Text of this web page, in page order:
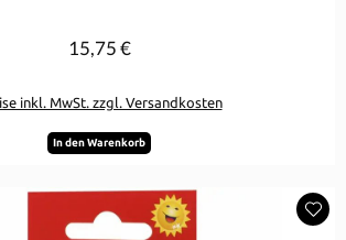
Regulärer Preis:
15,75 €
inkl. MwSt. zzgl. Versandkosten
In den Warenkorb